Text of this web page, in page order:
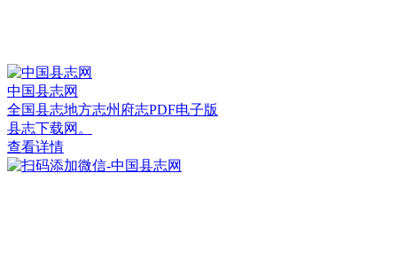
中国县志网
全国县志地方志州府志PDF电子版
县志下载网。
查看详情